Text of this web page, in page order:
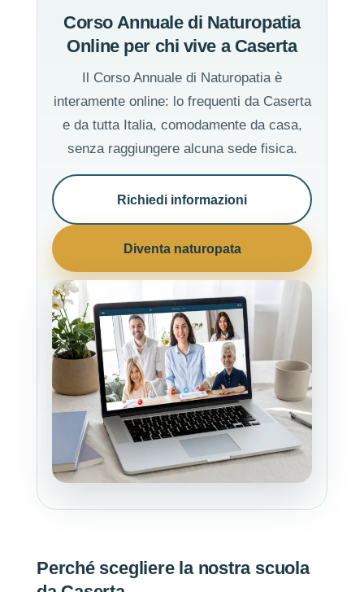
Corso Annuale di Naturopatia
Online per chi vive a Caserta
Il Corso Annuale di Naturopatia è
interamente online: lo frequenti da Caserta
e da tutta Italia, comodamente da casa,
senza raggiungere alcuna sede fisica.
Richiedi informazioni
Diventa naturopata
Perché scegliere la nostra scuola